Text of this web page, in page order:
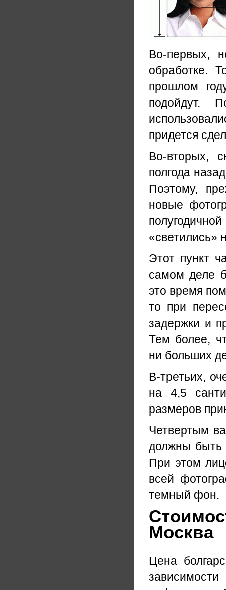
Во-первых,
обработке.
прошлом
подойдут.
придется
Во-вторых,
полгода
Поэтому,
новые
«светились»
Этот пункт
самом деле
это время
то при
задержки и
Тем более,
ни больших
В-третьих,
на 4,5
размеров
Четвертым
должны быть
При этом
всей
темный фон.
Москва
Цена